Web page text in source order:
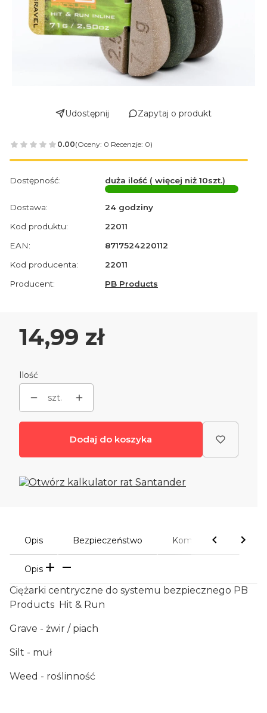
Udostępnij Zapytaj o produkt
0.00(Oceny: 0 Recenzje: 0)
Dostępność: duża ilość ( więcej niż 10szt.)
Dostawa:
24 godziny
Kod produktu:
22011
EAN:
8717524220112
Kod producenta:
22011
Producent:
PB Products
Cena
14,99 zł
Ilość
szt.
Dodaj do koszyka
Opis Bezpieczeństwo Komentarze
Opis
Ciężarki centryczne do systemu bezpiecznego PB
Products Hit & Run
Grave - żwir / piach
Silt - muł
Weed - roślinność